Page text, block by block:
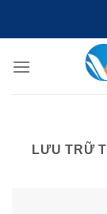
dung
LƯU TRỮ